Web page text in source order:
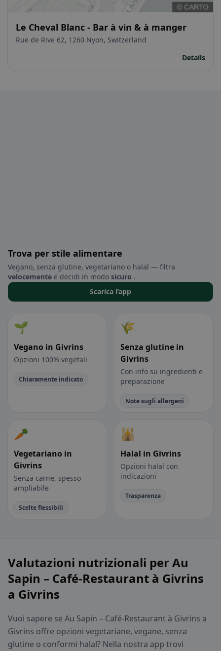
Le Cheval Blanc - Bar à vin & à manger
Rue de Rive 62, 1260 Nyon, Switzerland
Details
Trova per stile alimentare
Vegano, senza glutine, vegetariano o halal — filtra
velocemente e decidi in modo sicuro .
Scarica l’app
🌱
Vegano in Givrins
Opzioni 100% vegetali
Chiaramente indicato
🌾
Senza glutine in
Givrins
Con info su ingredienti e
preparazione
Note sugli allergeni
🥕
Vegetariano in
Givrins
Senza carne, spesso
ampliabile
Scelte flessibili
🕌
Halal in Givrins
Opzioni halal con
indicazioni
Trasparenza
Valutazioni nutrizionali per Au
Sapin – Café-Restaurant à Givrins
a Givrins
Vuoi sapere se Au Sapin – Café-Restaurant à Givrins a
Givrins offre opzioni vegetariane, vegane, senza
glutine o conformi halal? Nella nostra app trovi